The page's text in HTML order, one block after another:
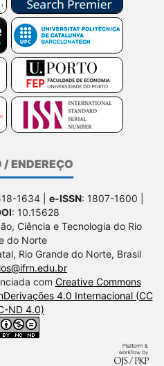
ENDEREÇO
1634 | e-ISSN: 1807-1600 |
: 10.15628
Ciência e Tecnologia do Rio
do Norte
Rio Grande do Norte, Brasil
com Creative Commons
4.0 Internacional (CC
ND 4.0)